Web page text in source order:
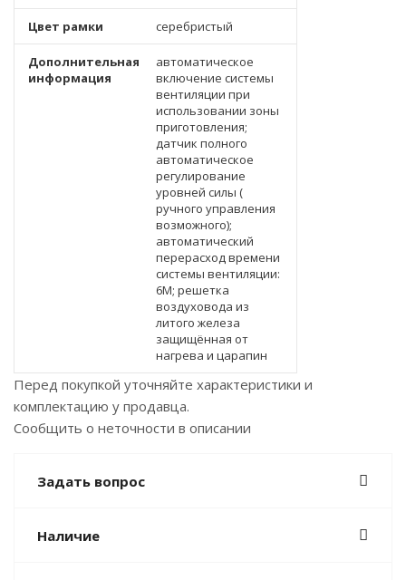
Цвет рамки серебристый
Дополнительная
информация
автоматическое
включение системы
вентиляции при
использовании зоны
приготовления;
датчик полного
автоматическое
регулирование
уровней силы (
ручного управления
возможного);
автоматический
перерасход времени
системы вентиляции:
6M; решетка
воздуховода из
литого железа
защищённая от
нагрева и царапин
Перед покупкой уточняйте характеристики и
комплектацию у продавца.
Сообщить о неточности в описании
Задать вопрос
Наличие